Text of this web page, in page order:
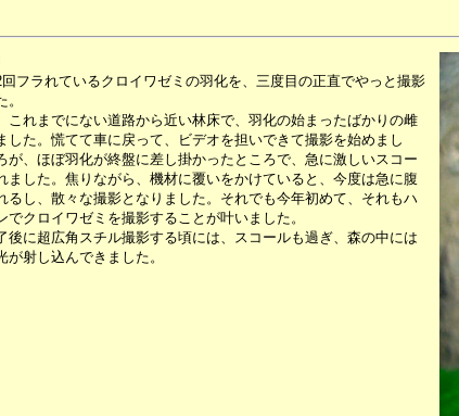
フラれているクロイワゼミの羽化を、三度目の正直でやっと撮影
れまでにない道路から近い林床で、羽化の始まったばかりの雌
した。慌てて車に戻って、ビデオを担いできて撮影を始めまし
が、ほぼ羽化が終盤に差し掛かったところで、急に激しいスコー
ました。焦りながら、機材に覆いをかけていると、今度は急に腹
るし、散々な撮影となりました。それでも今年初めて、それもハ
でクロイワゼミを撮影することが叶いました。
に超広角スチル撮影する頃には、スコールも過ぎ、森の中には
が射し込んできました。